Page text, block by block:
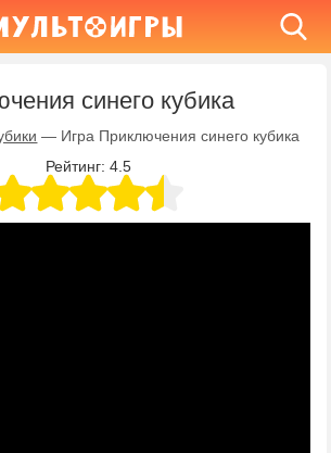
синего кубика
— Игра Приключения синего кубика
Рейтинг: 4.5